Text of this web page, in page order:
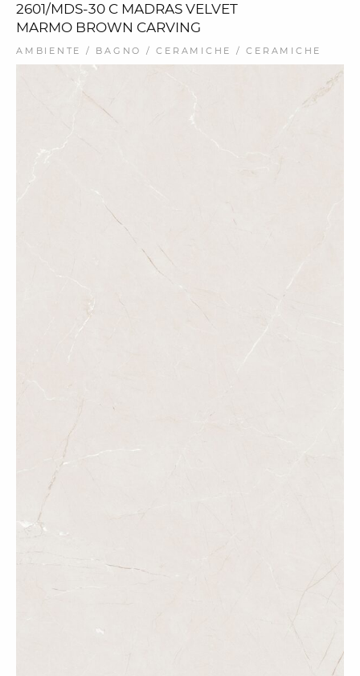
2601/MDS-30 C MADRAS VELVET
MARMO BROWN CARVING
AMBIENTE / BAGNO / CERAMICHE / CERAMICHE